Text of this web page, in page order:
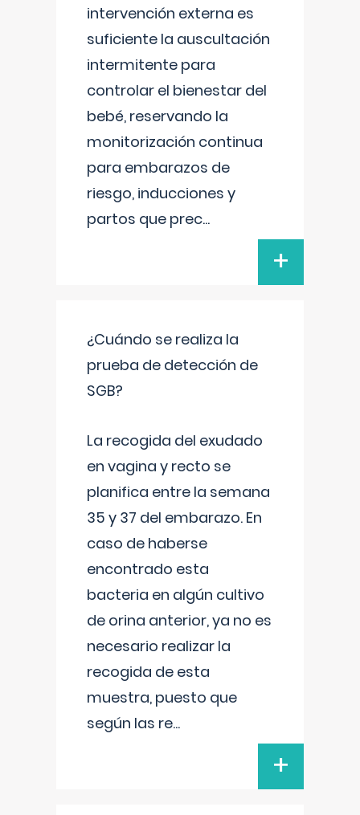
intervención externa es
suficiente la auscultación
intermitente para
controlar el bienestar del
bebé, reservando la
monitorización continua
para embarazos de
riesgo, inducciones y
partos que prec...
+
¿Cuándo se realiza la
prueba de detección de
SGB?
La recogida del exudado
en vagina y recto se
planifica entre la semana
35 y 37 del embarazo. En
caso de haberse
encontrado esta
bacteria en algún cultivo
de orina anterior, ya no es
necesario realizar la
recogida de esta
muestra, puesto que
según las re...
+